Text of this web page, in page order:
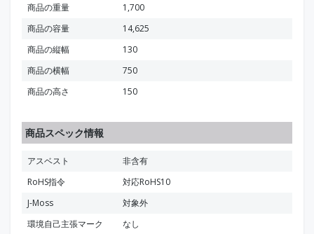
商品の重量
1,700
商品の容量
14,625
商品の縦幅
130
商品の横幅
750
商品の高さ
150
商品スペック情報
アスベスト
非含有
RoHS指令
対応RoHS10
J-Moss
対象外
環境自己主張マーク
なし